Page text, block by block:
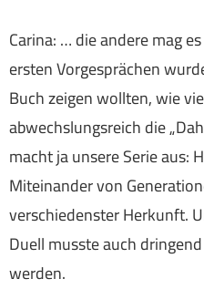
Carina: … die andere mag
ersten Vorgesprächen
Buch zeigen wollten, wie
abwechslungsreich die
macht ja unsere Serie aus:
Miteinander von
verschiedenster Herkunft.
Duell musste auch
werden.